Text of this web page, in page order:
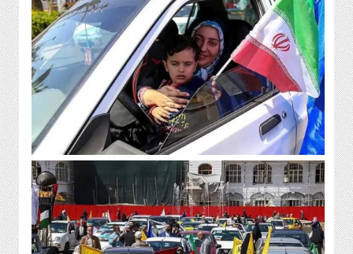
اخبار
سایت
سیاست
حفظ
حریم
خصوصی
چند
رسانه
سیاست
حفظ
حریم
خصوصی